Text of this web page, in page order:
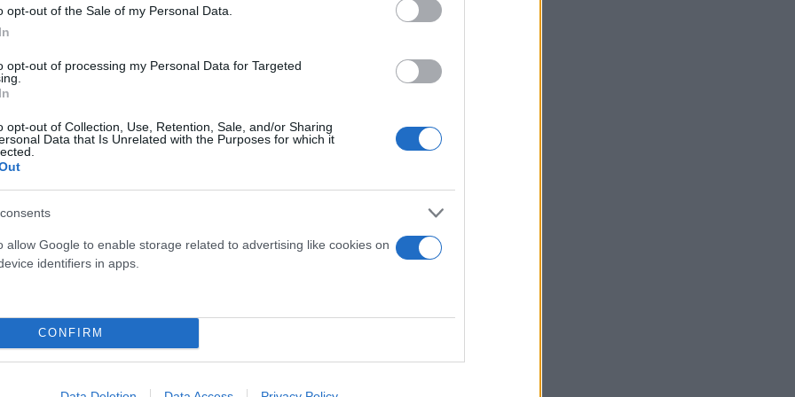
opt-out of the Sale of my Personal Data.
opt-out of processing my Personal Data for Targeted
opt-out of Collection, Use, Retention, Sale, and/or Sharing
Data that Is Unrelated with the Purposes for which it
allow Google to enable storage related to advertising like cookies on
identifiers in apps.
CONFIRM
των Κινέζων - Παρείχε πληροφορίες για τις
Ποιες τον κατηγορούν για σεξουαλική κακοποίηση
η ομολογία άνδρα που έπεσε με πρόθεση πάνω σε
Αμερικής)